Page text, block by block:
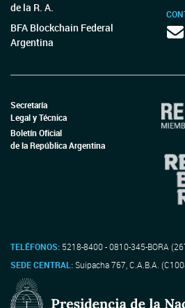
de la R. A.
BFA Blockchain Federal
Argentina
Secretaría
Legal y Técnica
Boletín Oficial
de la República Argentina
TELÉFONOS: 5218-8400 - 0810-345-BORA
SEDE CENTRAL:Suipacha 767, C.A.B.A.